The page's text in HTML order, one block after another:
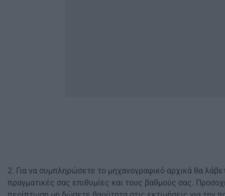
2. Για να συμπληρώσετε το μηχανογραφικό αρχικά θα
πραγματικές σας επιθυμίες και τους βαθμούς σας.